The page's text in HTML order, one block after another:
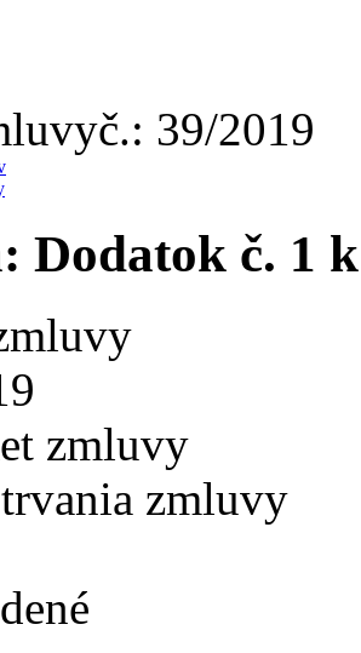
č.: 39/2019
Dodatok č. 1
zmluvy
zmluvy